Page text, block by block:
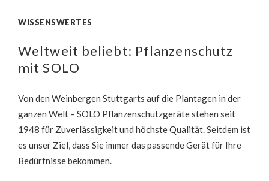
WISSENSWERTES
Weltweit beliebt: Pflanzenschutz
mit SOLO
Von den Weinbergen Stuttgarts auf die Plantagen in der
ganzen Welt – SOLO Pflanzenschutzgeräte stehen seit
1948 für Zuverlässigkeit und höchste Qualität. Seitdem ist
es unser Ziel, dass Sie immer das passende Gerät für Ihre
Bedürfnisse bekommen.